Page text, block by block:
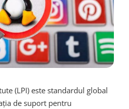
(LPI) este standardul global
de suport pentru